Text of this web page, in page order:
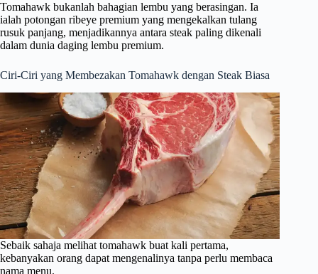
Tomahawk bukanlah bahagian lembu yang berasingan. Ia
ialah potongan ribeye premium yang mengekalkan tulang
rusuk panjang, menjadikannya antara steak paling dikenali
dalam dunia daging lembu premium.
Ciri-Ciri yang Membezakan Tomahawk dengan Steak Biasa
Sebaik sahaja melihat tomahawk buat kali pertama,
kebanyakan orang dapat mengenalinya tanpa perlu membaca
nama menu.